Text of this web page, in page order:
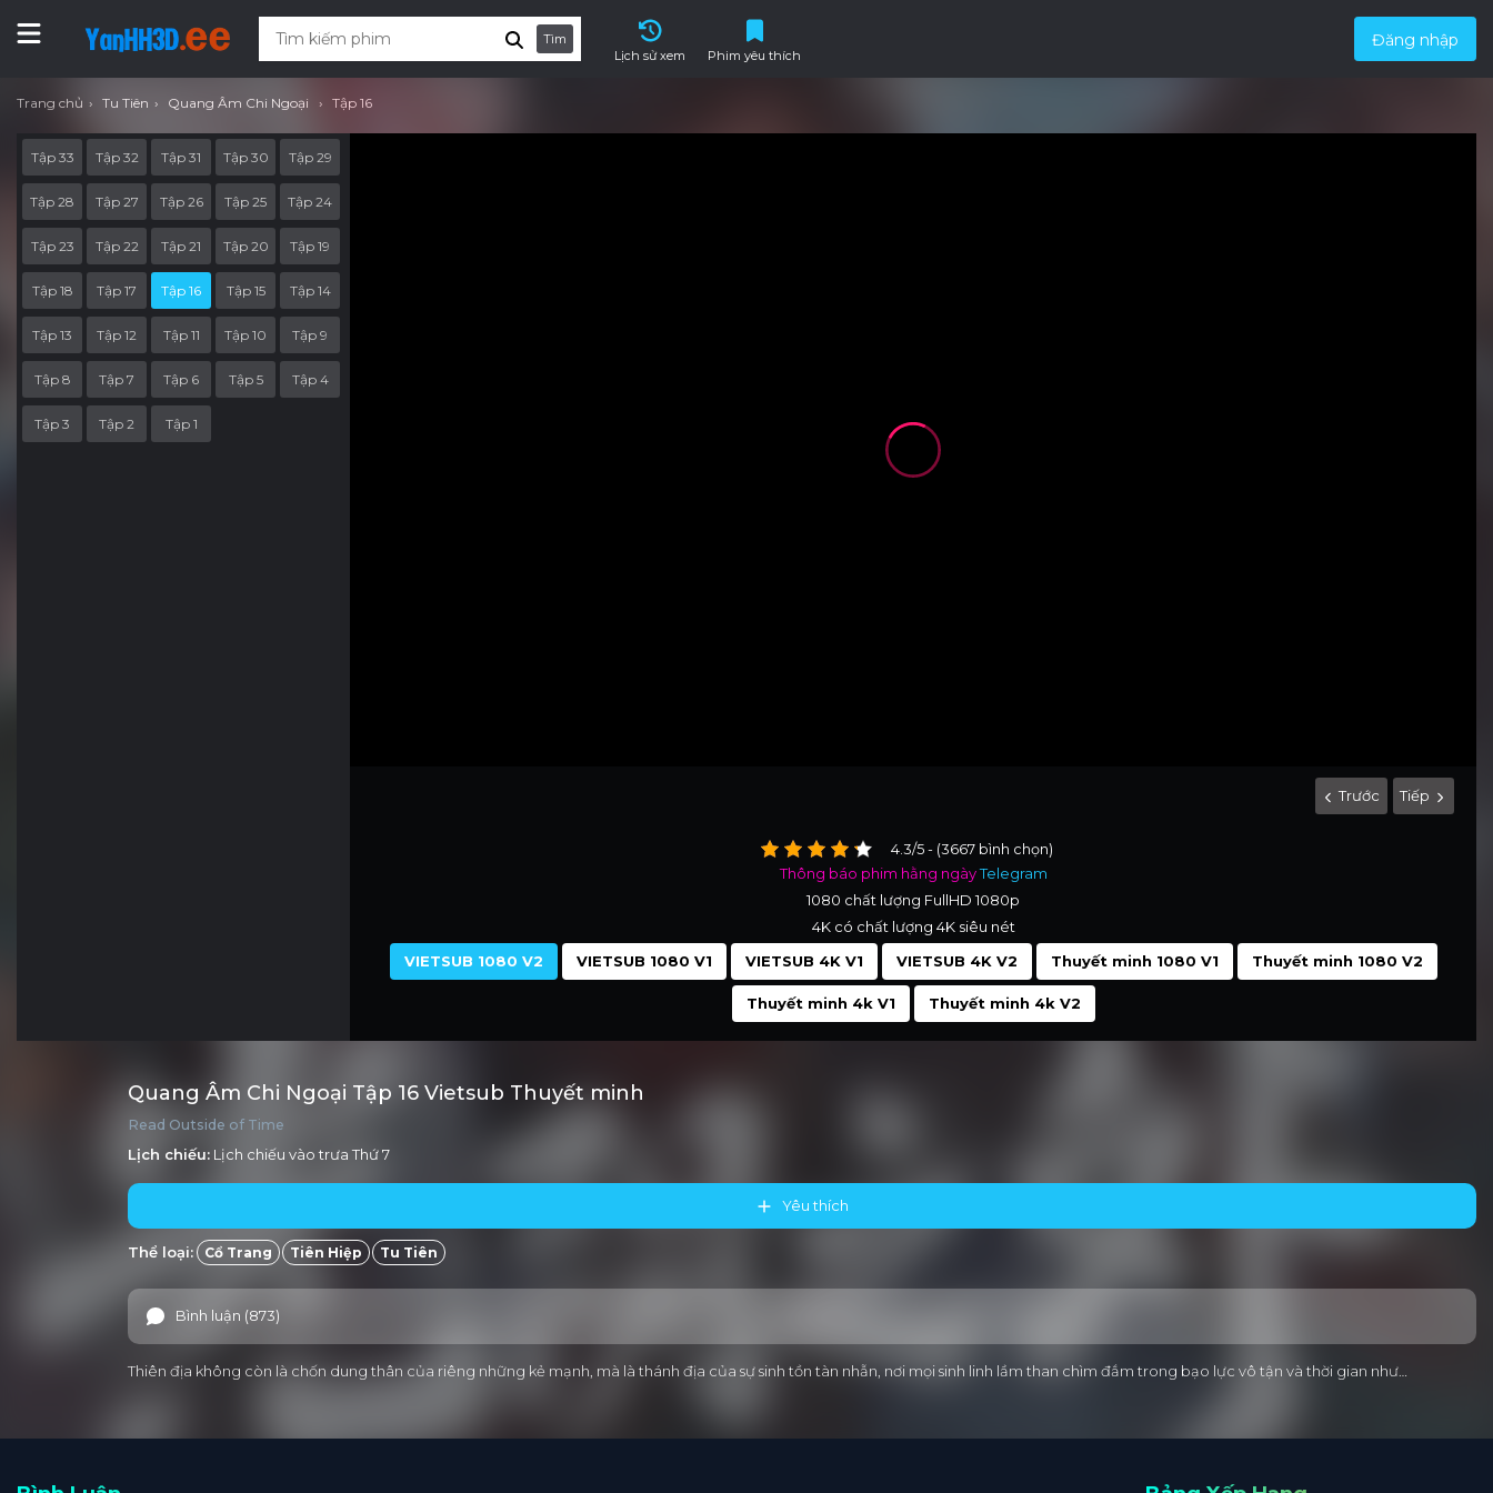
Tìm
Lịch sử xem
Phim yêu thích
Đăng nhập
Trang chủ Tu Tiên Quang Âm Chi Ngoại Tập 16
Trước Tiếp
4.3/5 - (3667 bình chọn)
Thông báo phim hằng ngàyTelegram
1080 chất lượng FullHD 1080p
4K có chất lượng 4K siêu nét
VIETSUB 1080 V2
VIETSUB 1080 V1 VIETSUB 4K V1 VIETSUB 4K V2 Thuyết minh 1080 V1 Thuyết minh 1080 V2
Thuyết minh 4k V1 Thuyết minh 4k V2
Tập 33 Tập 32 Tập 31 Tập 30 Tập 29
Tập 28 Tập 27 Tập 26 Tập 25 Tập 24
Tập 23 Tập 22 Tập 21 Tập 20 Tập 19
Tập 18 Tập 17 Tập 16 Tập 15 Tập 14
Tập 13 Tập 12 Tập 11 Tập 10 Tập 9
Tập 8 Tập 7 Tập 6 Tập 5 Tập 4
Tập 3 Tập 2 Tập 1
Quang Âm Chi Ngoại Tập 16 Vietsub Thuyết minh
Read Outside of Time
Lịch chiếu: Lịch chiếu vào trưa Thứ 7
Yêu thích
Thể loại: Cổ Trang Tiên Hiệp Tu Tiên
Bình luận (873)
Thiên địa không còn là chốn dung thân của riêng những kẻ mạnh, mà là thánh địa của sự sinh tồn tàn nhẫn, nơi mọi sinh linh lầm than chìm đắm trong bạo lực vô tận và thời gian như…